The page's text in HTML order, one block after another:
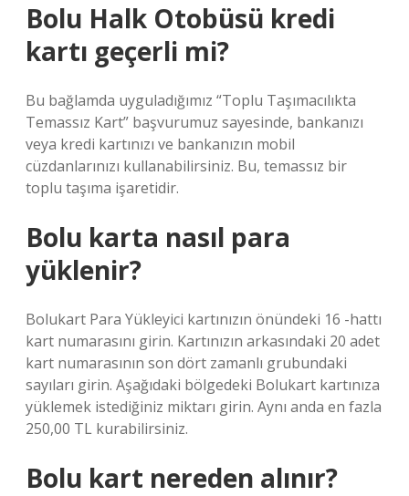
Bolu Halk Otobüsü kredi
kartı geçerli mi?
Bu bağlamda uyguladığımız “Toplu Taşımacılıkta
Temassız Kart” başvurumuz sayesinde, bankanızı
veya kredi kartınızı ve bankanızın mobil
cüzdanlarınızı kullanabilirsiniz. Bu, temassız bir
toplu taşıma işaretidir.
Bolu karta nasıl para
yüklenir?
Bolukart Para Yükleyici kartınızın önündeki 16 -hattı
kart numarasını girin. Kartınızın arkasındaki 20 adet
kart numarasının son dört zamanlı grubundaki
sayıları girin. Aşağıdaki bölgedeki Bolukart kartınıza
yüklemek istediğiniz miktarı girin. Aynı anda en fazla
250,00 TL kurabilirsiniz.
Bolu kart nereden alınır?